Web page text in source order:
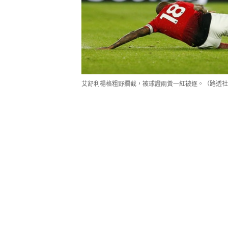
艾舒利楊格粗野攔截，被球證兩黃一紅被逐。（路透